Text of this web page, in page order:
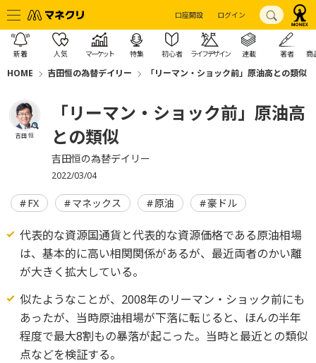
口座開設 ログイン
新着 人気 マーケット 特集 初心者 ライフデザイン 連載 著者 商
HOME 吉田恒の為替デイリー 「リーマン・ショック前」原油高との類似
吉田 恒
「リーマン・ショック前」原油高
との類似
吉田恒の為替デイリー
2022/03/04
FX マネックス 原油 豪ドル
代表的な資源国通貨と代表的な資源価格である原油相場
は、基本的に高い相関関係があるが、最近両者のかい離
が大きく拡大している。
似たようなことが、2008年のリーマン・ショック前にも
あったが、当時原油相場が下落に転じると、ほんの半年
程度で最大8割もの暴落が起こった。当時と最近との類似
点などを検証する。